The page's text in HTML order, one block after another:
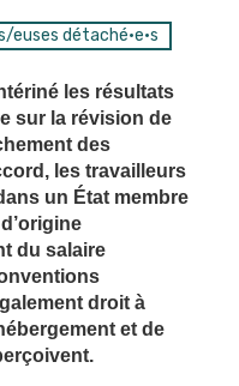
euses détaché·e·s
les résultats
sur la révision de
des
les travailleurs
un État membre
du salaire
droit à
et de